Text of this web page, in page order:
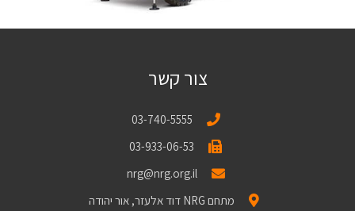
צור קשר
03-740-5555
03-933-06-53
nrg@nrg.org.il
מתחם NRG דוד אלעזר, אור יהודה